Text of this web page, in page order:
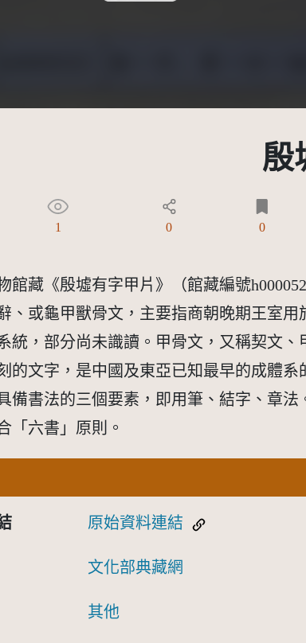
殷
CC姓名標示 3.0 台灣及其後版本(CC BY 3.0 TW +)
1 0 0
館藏《殷墟有字甲片》（館藏編號
、或龜甲獸骨文，主要指商朝晚期王室
統，部分尚未識讀。甲骨文，又稱契文
的文字，是中國及東亞已知最早的成體
備書法的三個要素，即用筆、結字、章
「六書」原則。
原始資料連結
文化部典藏網
其他